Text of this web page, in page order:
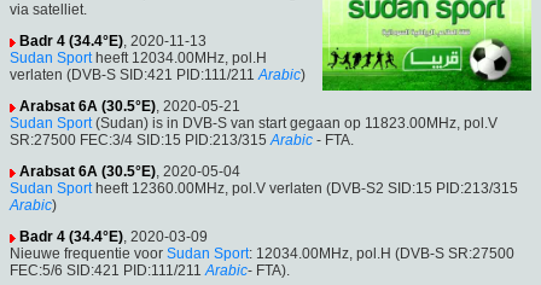
via satelliet.
Badr 4 (34.4°E), 2020-11-13
Sudan Sportheeft 12034.00MHz, pol.H
verlaten (DVB-S SID:421 PID:111/211 Arabic)
Arabsat 6A (30.5°E), 2020-05-21
Sudan Sport(Sudan) is in DVB-S van start gegaan op 11823.00MHz, pol.V
SR:27500 FEC:3/4 SID:15 PID:213/315 Arabic - FTA.
Arabsat 6A (30.5°E), 2020-05-04
Sudan Sportheeft 12360.00MHz, pol.V verlaten (DVB-S2 SID:15 PID:213/315
Arabic)
Badr 4 (34.4°E), 2020-03-09
Nieuwe frequentie voor Sudan Sport: 12034.00MHz, pol.H (DVB-S SR:27500
FEC:5/6 SID:421 PID:111/211 Arabic- FTA).